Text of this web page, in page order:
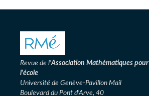
Revue de l'Association Mathématiques pour
l'école
Université de Genève-Pavillon Mail
Boulevard du Pont d’Arve, 40